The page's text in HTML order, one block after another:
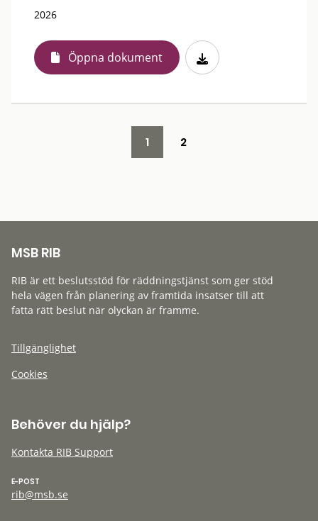
2026
Öppna dokument
1 2
MSB RIB
RIB är ett beslutsstöd för räddningstjänst som ger stöd
hela vägen från planering av framtida insatser till att
fatta rätt beslut när olyckan är framme.
Tillgänglighet
Cookies
Behöver du hjälp?
Kontakta RIB Support
E-POST
rib@msb.se